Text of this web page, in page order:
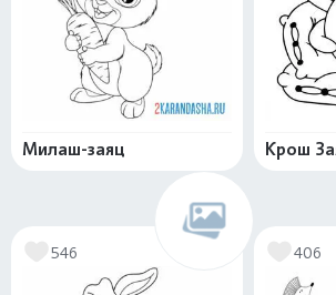
Милаш-заяц Крош
546 406